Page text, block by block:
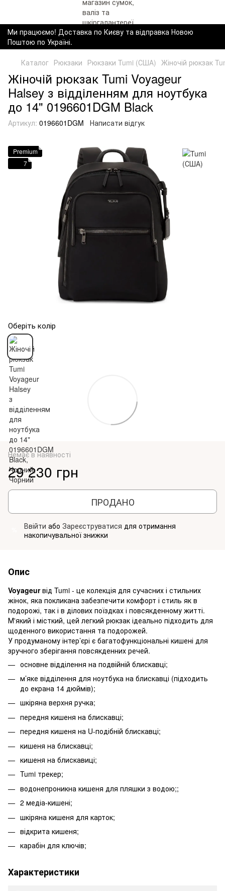
Ми працюємо! Доставка по Києву та відправка Новою
Поштою по Україні.
Каталог Рюкзаки Рюкзаки Tumi (США) Жіночій рюкзак
Жіночій рюкзак Tumi Voyageur
Halsey з відділенням для ноутбука
до 14" 0196601DGM Black
Артикул: 0196601DGM Написати відгук
Premium
7
Оберіть колір
Немає в наявності
29 230 грн
ПРОДАНО
Ввійти або Зареєструватися для отримання
накопичувальної знижки
Опис
Voyageurвід Tumi - це колекція для сучасних і стильних
жінок, яка покликана забезпечити комфорт і стиль як в
подорожі, так і в ділових поїздках і повсякденному житті.
М'який і місткий, цей легкий рюкзак ідеально підходить для
щоденного використання та подорожей.
У продуманому інтер’єрі є багатофункціональні кишені для
зручного зберігання повсякденних речей.
основне відділення на подвійній блискавці;
м’яке відділення для ноутбука на блискавці (підходить
до екрана 14 дюймів);
шкіряна верхня ручка;
передня кишеня на блискавці;
передня кишеня на U-подібній блискавці;
кишеня на блискавці;
кишеня на блискавиці;
Tumi трекер;
водонепроникна кишеня для пляшки з водою;;
2 медіа-кишені;
шкіряна кишеня для карток;
відкрита кишеня;
карабін для ключів;
Характеристики